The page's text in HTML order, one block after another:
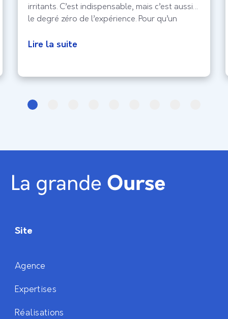
irritants. C’est indispensable, mais c’est aussi
le degré zéro de l’expérience. Pour qu’un
delight, ce moment où l’utilisateur ne se
Lire la suite
Site
Agence
Expertises
Réalisations